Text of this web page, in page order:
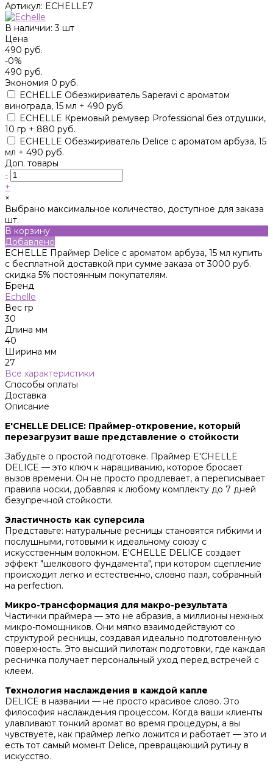
Артикул: ECHELLE7
В наличии: 3 шт
Цена
490 руб.
-0%
490 руб.
Экономия 0 руб.
ECHELLE Обезжириватель Saperavi с ароматом
винограда, 15 мл + 490 руб.
ECHELLE Кремовый ремувер Professional без отдушки,
10 гр + 880 руб.
ECHELLE Обезжириватель Delice с ароматом арбуза, 15
мл + 490 руб.
Доп. товары
-
+
×
Выбрано максимальное количество, доступное для заказа
шт.
В корзину
Добавлено
ECHELLE Праймер Delice с ароматом арбуза, 15 мл купить
с бесплатной доставкой при сумме заказа от 3000 руб.
скидка 5% постоянным покупателям.
Бренд
Echelle
Вес гр
30
Длина мм
40
Ширина мм
27
Все характеристики
Способы оплаты
Доставка
Описание
E'CHELLE DELICE: Праймер-откровение, который
перезагрузит ваше представление о стойкости
Забудьте о простой подготовке. Праймер E'CHELLE
DELICE — это ключ к наращиванию, которое бросает
вызов времени. Он не просто продлевает, а переписывает
правила носки, добавляя к любому комплекту до 7 дней
безупречной стойкости.
Эластичность как суперсила
Представьте: натуральные ресницы становятся гибкими и
послушными, готовыми к идеальному союзу с
искусственным волокном. E'CHELLE DELICE создает
эффект "шелкового фундамента", при котором сцепление
происходит легко и естественно, словно пазл, собранный
на perfection.
Микро-трансформация для макро-результата
Частички праймера — это не абразив, а миллионы нежных
микро-помощников. Они мягко взаимодействуют со
структурой ресницы, создавая идеально подготовленную
поверхность. Это высший пилотаж подготовки, где каждая
ресничка получает персональный уход перед встречей с
клеем.
Технология наслаждения в каждой капле
DELICE в названии — не просто красивое слово. Это
философия наслаждения процессом. Когда ваши клиенты
улавливают тонкий аромат во время процедуры, а вы
чувствуете, как праймер легко ложится и работает — это и
есть тот самый момент Delice, превращающий рутину в
искусство.